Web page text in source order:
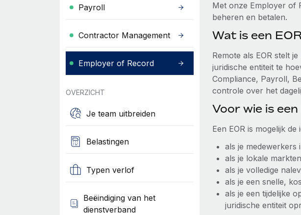
Payroll
Contractor Management
Employer of Record
OVERZICHT
Je team uitbreiden
Belastingen
Typen verlof
Beëindiging van het
dienstverband
Met onze Employer of
beheren en betalen.
Wat is een
Remote als EOR stelt
juridische entiteit te
Compliance, Payroll,
controle over het
Voor wie is
Een EOR is mogelijk
als je medewerkers
als je lokale
als je volledige
als je een snelle,
als je een tijdelijke
juridische entiteit